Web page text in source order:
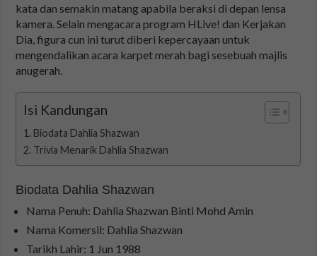
kata dan semakin matang apabila beraksi di depan lensa
kamera. Selain mengacara program HLive! dan Kerjakan
Dia, figura cun ini turut diberi kepercayaan untuk
mengendalikan acara karpet merah bagi sesebuah majlis
anugerah.
Isi Kandungan
Biodata Dahlia Shazwan
Trivia Menarik Dahlia Shazwan
Biodata Dahlia Shazwan
Nama Penuh: Dahlia Shazwan Binti Mohd Amin
Nama Komersil: Dahlia Shazwan
Tarikh Lahir: 1 Jun 1988